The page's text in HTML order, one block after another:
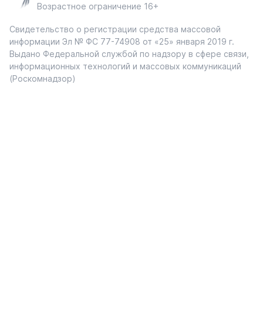
Возрастное ограничение 16+
Свидетельство о регистрации средства массовой
информации Эл № ФС 77-74908 от «25» января 2019 г.
Выдано Федеральной службой по надзору в сфере связи,
информационных технологий и массовых коммуникаций
(Роскомнадзор)